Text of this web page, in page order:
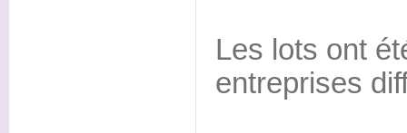
Les lots ont
entreprises